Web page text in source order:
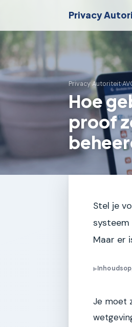
Privacy
Privacy Autoriteit›
Hoe
proof
Stel je
systeem
Maar er
▶
Je moet